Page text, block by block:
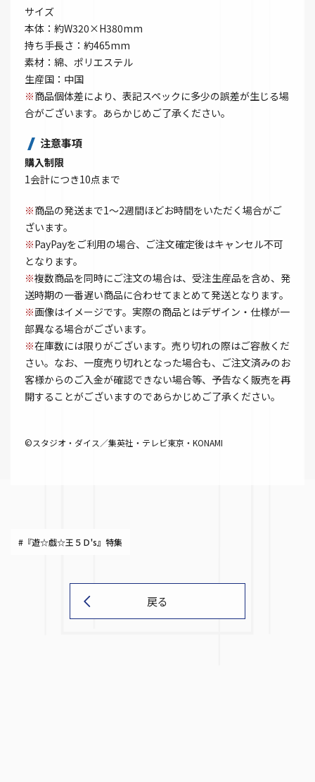
サイズ
本体：約W320×H380mm
持ち手長さ：約465mm
素材：綿、ポリエステル
生産国：中国
※商品個体差により、表記スペックに多少の誤差が生じる場
合がございます。あらかじめご了承ください。
注意事項
購入制限
1会計につき10点まで
※商品の発送まで1～2週間ほどお時間をいただく場合がご
ざいます。
※PayPayをご利用の場合、ご注文確定後はキャンセル不可
となります。
※複数商品を同時にご注文の場合は、受注生産品を含め、発
送時期の一番遅い商品に合わせてまとめて発送となります。
※画像はイメージです。実際の商品とはデザイン・仕様が一
部異なる場合がございます。
※在庫数には限りがございます。売り切れの際はご容赦くだ
さい。なお、一度売り切れとなった場合も、ご注文済みのお
客様からのご入金が確認できない場合等、予告なく販売を再
開することがございますのであらかじめご了承ください。
©スタジオ・ダイス／集英社・テレビ東京・KONAMI
#『遊☆戯☆王５Ｄ's』特集
戻る